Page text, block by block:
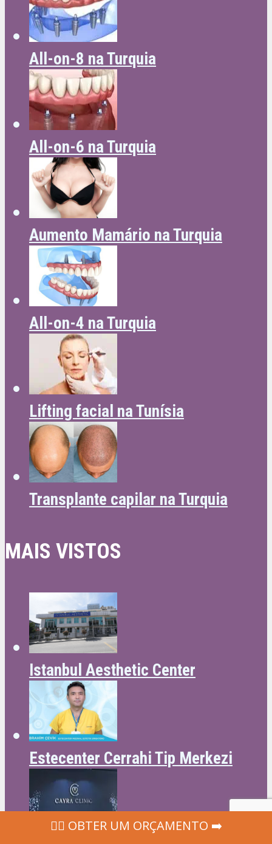
All-on-8 na Turquia
All-on-6 na Turquia
Aumento Mamário na Turquia
All-on-4 na Turquia
Lifting facial na Tunísia
Transplante capilar na Turquia
MAIS VISTOS
Istanbul Aesthetic Center
Estecenter Cerrahi Tip Merkezi
‍👩‍⚕ OBTER UM ORÇAMENTO ➡️